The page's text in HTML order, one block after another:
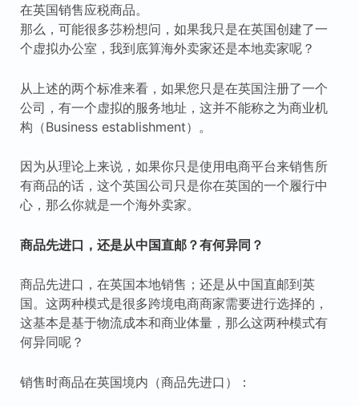
在英国销售应税商品。
那么，可能很多莎粉想问，如果我只是在英国创建了一
个虚拟办公室，我到底算海外卖家还是本地卖家呢？
从上述的两个标准来看，如果您只是在英国注册了一个
公司，有一个虚拟的服务地址，这并不能称之为商业机
构（Business establishment）。
因为从理论上来说，如果你只是使用电商平台来销售所
有商品的话，这个英国公司只是你在英国的一个履行中
心，那么你就是一个海外卖家。
商品先进口，还是从中国直邮？有何异同？
商品先进口，在英国本地销售；还是从中国直邮到英
国。这两种模式是很多跨境电商商家需要进行选择的，
这基本是基于物流成本和商业体量，那么这两种模式有
何异同呢？
销售时商品在英国境内（商品先进口）：